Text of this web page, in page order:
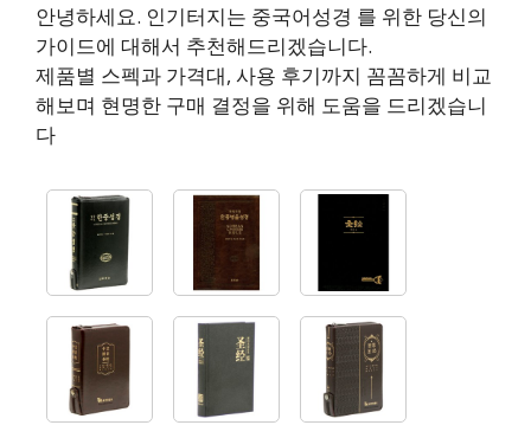
안녕하세요. 인기터지는 중국어성경 를 위한 당신의
가이드에 대해서 추천해드리겠습니다.
제품별 스펙과 가격대, 사용 후기까지 꼼꼼하게 비교
해보며 현명한 구매 결정을 위해 도움을 드리겠습니
다